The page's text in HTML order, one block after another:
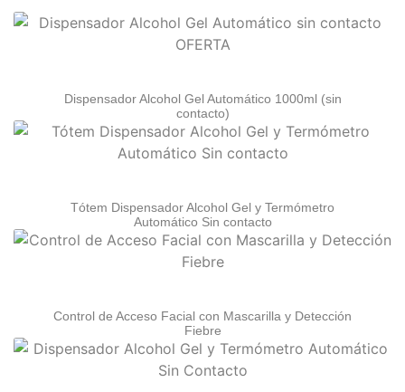
Dispensador Alcohol Gel Automático 1000ml (sin
contacto)
Tótem Dispensador Alcohol Gel y Termómetro
Automático Sin contacto
Control de Acceso Facial con Mascarilla y Detección
Fiebre